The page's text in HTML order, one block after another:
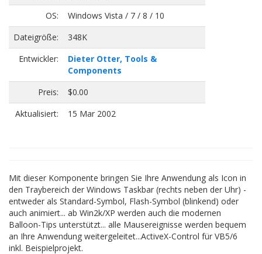
OS:
Windows Vista / 7 / 8 / 10
Dateigröße:
348K
Entwickler:
Dieter Otter, Tools &
Components
Preis:
$0.00
Aktualisiert:
15 Mar 2002
Mit dieser Komponente bringen Sie Ihre Anwendung als Icon in
den Traybereich der Windows Taskbar (rechts neben der Uhr) -
entweder als Standard-Symbol, Flash-Symbol (blinkend) oder
auch animiert... ab Win2k/XP werden auch die modernen
Balloon-Tips unterstützt... alle Mausereignisse werden bequem
an Ihre Anwendung weitergeleitet...ActiveX-Control für VB5/6
inkl. Beispielprojekt.